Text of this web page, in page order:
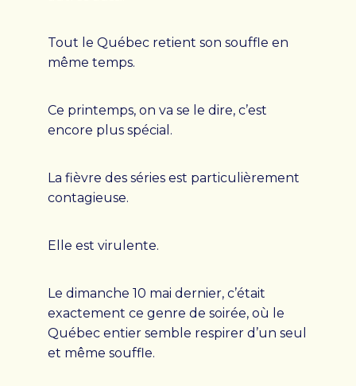
FAQ
OFFRES D’EMPLOI
CONTACT
Tout le Québec retient son souffle en
même temps.
Ce printemps, on va se le dire, c’est
encore plus spécial.
La fièvre des séries est particulièrement
contagieuse.
Elle est virulente.
Le dimanche 10 mai dernier, c’était
exactement ce genre de soirée, où le
Québec entier semble respirer d’un seul
et même souffle.